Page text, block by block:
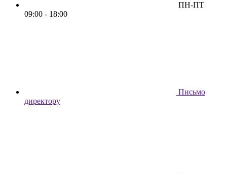
ПН-ПТ
09:00 - 18:00
Письмо
директору